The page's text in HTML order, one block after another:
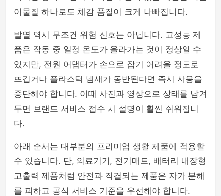
이물질 하나로도 체감 품질이 크게 나빠집니다.
발열 역시 무조건 위험 신호는 아닙니다. 고성능 제
품은 작동 중 일정 온도가 올라가는 것이 정상일 수
있지만, 전원 어댑터가 손으로 잡기 어려울 정도로
뜨겁거나 플라스틱 냄새가 동반된다면 즉시 사용을
중단해야 합니다. 이때 사진과 영상으로 상태를 남겨
두면 브랜드 서비스 접수 시 설명이 훨씬 쉬워집니
다.
아래 순서는 대부분의 프리미엄 생활 제품에 적용할
수 있습니다. 단, 의료기기, 전기매트, 배터리 내장형
고출력 제품처럼 안전과 직결되는 제품은 자가 분해
를 피하고 공식 서비스 기준을 우선해야 합니다.